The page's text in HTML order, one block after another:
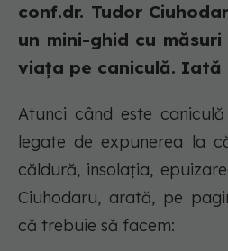
conf.dr. Tudor
un mini-ghid cu
viața pe caniculă. Iată
Atunci când este
legate de expunerea la
căldură, insolația,
Ciuhodaru, arată, pe
că trebuie să facem: